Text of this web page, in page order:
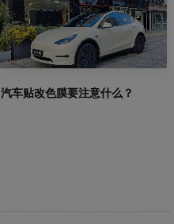
汽车贴改色膜要注意什么？